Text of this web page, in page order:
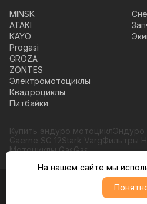
MINSK
ATAKI
KAYO
Progasi
GROZA
ZONTES
Электромотоциклы
Квадроциклы
Питбайки
Купить эндуро мотоциклЭндуро
Gaerne SG 12Stark VargФильтры
Мотоциклы GasGas
© Moto365, Все права защищены
Политика обратботки
На нашем сайте мы